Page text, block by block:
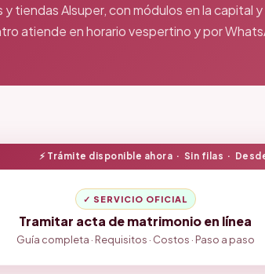
tiendas Alsuper, con módulos en la capital y
atiende en horario vespertino y por
⚡ Trámite disponible ahora · Sin filas ·
✓ SERVICIO OFICIAL
Tramitar acta de matrimonio en línea
Guía completa · Requisitos · Costos · Paso a paso